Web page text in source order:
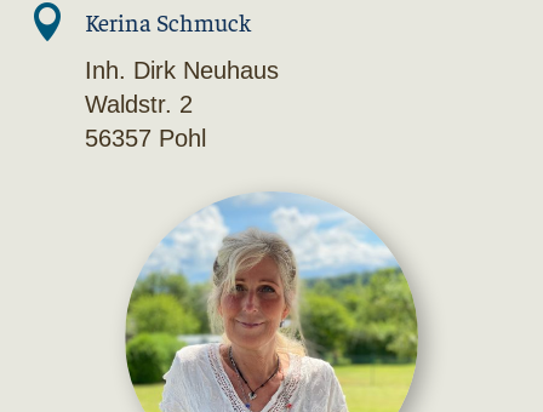
 Kerina Schmuck
Inh. Dirk Neuhaus
Waldstr. 2
56357 Pohl